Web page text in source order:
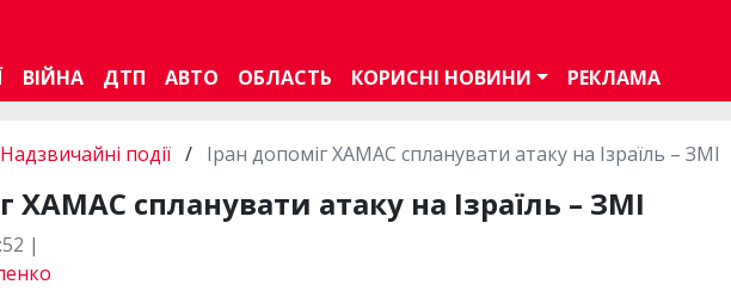
ВІЙНА ДТП АВТО ОБЛАСТЬ КОРИСНІ НОВИНИ РЕКЛАМА
Надзвичайні події / Іран допоміг ХАМАС спланувати атаку на Ізраїль – ЗМІ
ХАМАС спланувати атаку на Ізраїль – ЗМІ
|